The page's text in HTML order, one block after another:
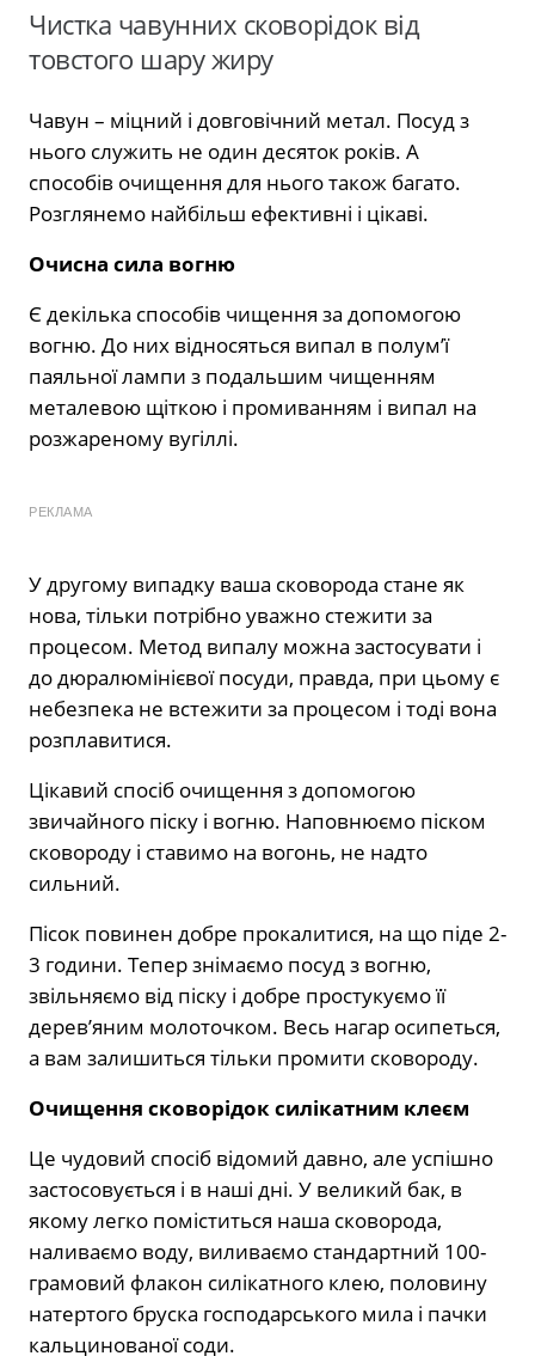
Чистка чавунних сковорідок від
товстого шару жиру
Чавун – міцний і довговічний метал. Посуд з
нього служить не один десяток років. А
способів очищення для нього також багато.
Розглянемо найбільш ефективні і цікаві.
Очисна сила вогню
Є декілька способів чищення за допомогою
вогню. До них відносяться випал в полум’ї
паяльної лампи з подальшим чищенням
металевою щіткою і промиванням і випал на
розжареному вугіллі.
РЕКЛАМА
У другому випадку ваша сковорода стане як
нова, тільки потрібно уважно стежити за
процесом. Метод випалу можна застосувати і
до дюралюмінієвої посуди, правда, при цьому є
небезпека не встежити за процесом і тоді вона
розплавитися.
Цікавий спосіб очищення з допомогою
звичайного піску і вогню. Наповнюємо піском
сковороду і ставимо на вогонь, не надто
сильний.
Пісок повинен добре прокалитися, на що піде 2-
3 години. Тепер знімаємо посуд з вогню,
звільняємо від піску і добре простукуємо її
дерев’яним молоточком. Весь нагар осипеться,
а вам залишиться тільки промити сковороду.
Очищення сковорідок силікатним клеєм
Це чудовий спосіб відомий давно, але успішно
застосовується і в наші дні. У великий бак, в
якому легко поміститься наша сковорода,
наливаємо воду, виливаємо стандартний 100-
грамовий флакон силікатного клею, половину
натертого бруска господарського мила і пачки
кальцинованої соди.